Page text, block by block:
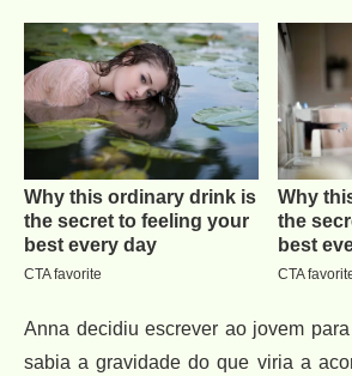
Anna decidiu escrever ao jovem
sabia a gravidade do que viria a